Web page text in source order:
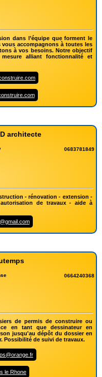
dans l’équipe que forment le
accompagnons à toutes les
à vos besoins. Notre objectif
alliant fonctionnalité et
architecte
0683781849
- rénovation - extension -
de travaux - aide à
0664240368
de permis de construire ou
en tant que dessinateur en
jusqu'au dépôt du dossier en
Possibilité de suivi de travaux.
le Rhone